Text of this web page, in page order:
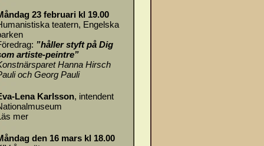
23 februari kl 19.00
teatern, Engelska
”håller styft på Dig
artiste-peintre”
Hanna Hirsch
och Georg Pauli
Lena Karlsson, intendent
mer
den 16 mars kl 18.00